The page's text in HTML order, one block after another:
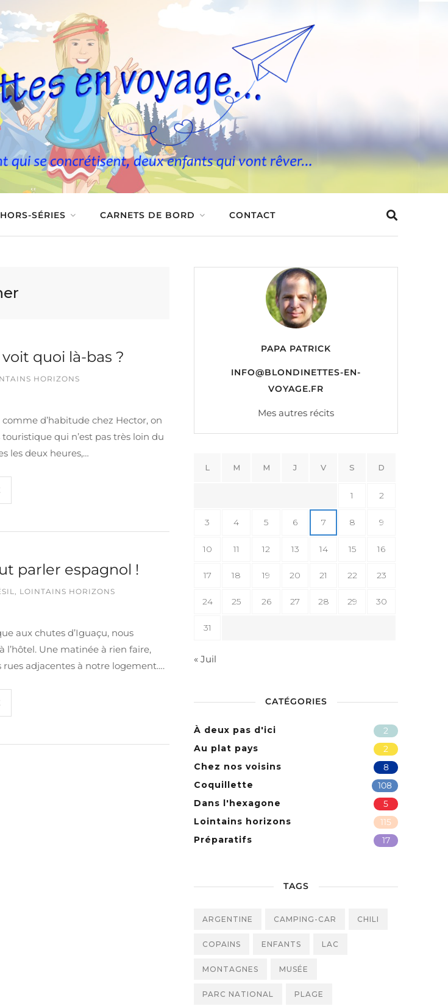
HORS-SÉRIES CARNETS DE BORD CONTACT
quoi là-bas ?
HORIZONS
d’habitude chez Hector, on
qui n’est pas très loin du
les deux heures,…
parler espagnol !
, LOINTAINS HORIZONS
aux chutes d’Iguaçu, nous
l’hôtel. Une matinée à rien faire,
rues adjacentes à notre logement….
PAPA PATRICK
INFO@BLONDINETTES-EN-
VOYAGE.FR
Mes autres récits
L M M J V S D
1 2
3 4 5 6 7 8 9
10 11 12 13 14 15 16
17 18 19 20 21 22 23
24 25 26 27 28 29 30
31
« Juil
CATÉGORIES
2
À deux pas d'ici
2
Au plat pays
8
Chez nos voisins
108
Coquillette
5
Dans l'hexagone
115
Lointains horizons
17
Préparatifs
TAGS
ARGENTINE CAMPING-CAR CHILI
COPAINS ENFANTS LAC
MONTAGNES MUSÉE
PARC NATIONAL PLAGE